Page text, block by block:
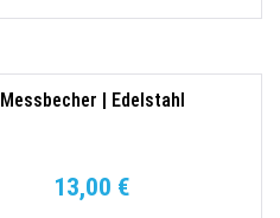
Messbecher | Edelstahl
13,00 €